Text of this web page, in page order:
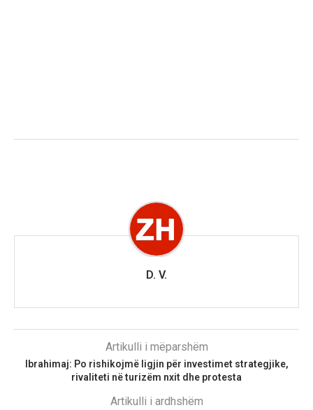
D. V.
Artikulli i mëparshëm
Ibrahimaj: Po rishikojmë ligjin për investimet strategjike,
rivaliteti në turizëm nxit dhe protesta
Artikulli i ardhshëm